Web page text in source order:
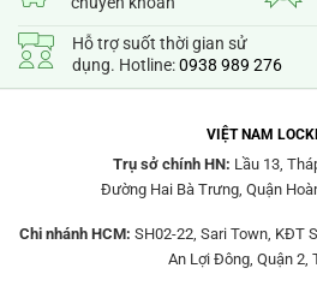
Hỗ trợ suốt thời gian sử
dụng. Hotline:0938 989 276
VIỆT NAM
Trụ sở chính HN: Lầu 13,
Đường Hai Bà Trưng, Quận
Chi nhánh HCM: SH02-22, Sari Town, KĐT
An Lợi Đông, Quận 2,